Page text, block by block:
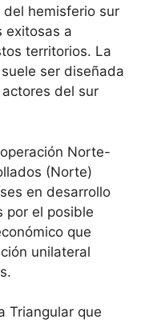
del hemisferio sur
exitosas a
territorios. La
ser diseñada
del sur
Norte-
(Norte)
en desarrollo
por el posible
que
unilateral
Triangular que